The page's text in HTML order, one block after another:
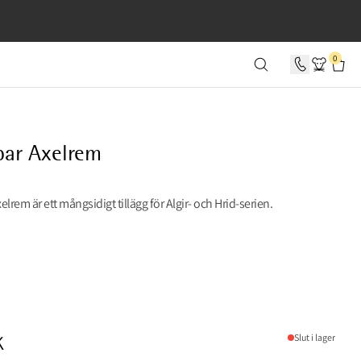
0
Axelrem
är ett mångsidigt tillägg för Algir- och Hrid-serien.
SEK, SÄNKT FRÅN 150 SEK Slut i lager